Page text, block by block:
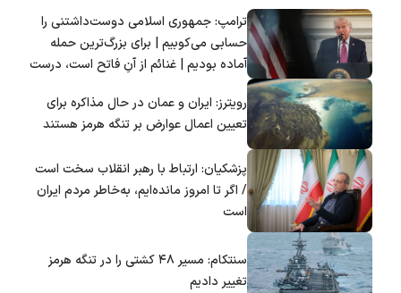
ترامپ: جمهوری اسلامی دوست‌داشتنی را
حسابی می‌کوبیم | برای بزرگ‌ترین حمله
آماده بودیم | غنائم از آنِ فاتح است، درست
رویترز: ایران و عمان در حال مذاکره برای
تعیین اعمال عوارض بر تنگه هرمز هستند
پزشکیان: ارتباط با رهبر انقلاب سخت است
/ اگر تا امروز مانده‌ایم، به‌خاطر مردم ایران
است
سنتکام: مسیر ۴۸ کشتی را در تنگه هرمز
تغییر دادیم